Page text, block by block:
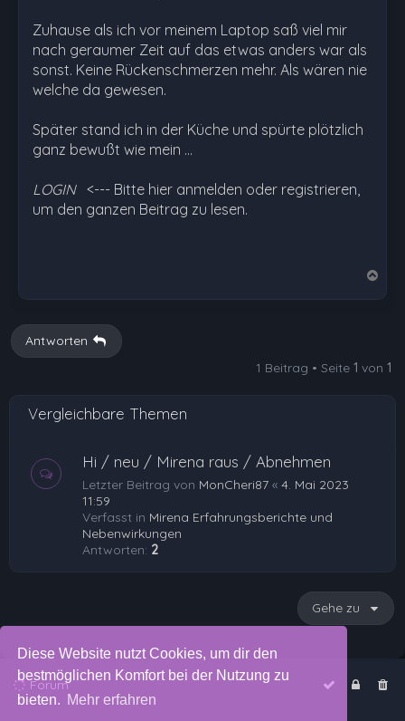
Diese Website nutzt Cookies, um dir den
bestmöglichen Komfort bei der Nutzung zu
bieten. Mehr erfahren
Zuhause als ich vor meinem Laptop saß viel mir
nach geraumer Zeit auf das etwas anders war als
sonst. Keine Rückenschmerzen mehr. Als wären nie
welche da gewesen.
Später stand ich in der Küche und spürte plötzlich
ganz bewußt wie mein …
LOGIN <--- Bitte hier anmelden oder registrieren,
um den ganzen Beitrag zu lesen.
b
Antworten
1 Beitrag • Seite 1 von 1
Vergleichbare Themen
Hi / neu / Mirena raus / Abnehmen
Letzter Beitrag von MonCheri87 « 4. Mai 2023
11:59
Verfasst in Mirena Erfahrungsberichte und
Nebenwirkungen
Antworten: 2
Gehe zu
Forum